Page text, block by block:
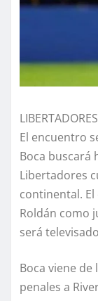
El encuentro
Boca buscará
Libertadores
continental.
Roldán como
será
Boca viene
penales a